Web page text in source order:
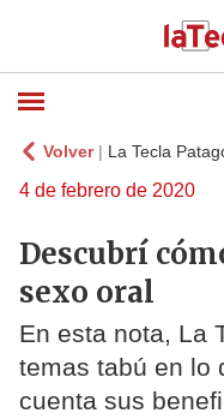
Volver| La Tecla
4 de febrero de 2020
Descubrí
sexo oral
En esta nota, La
temas tabú en lo
cuenta sus